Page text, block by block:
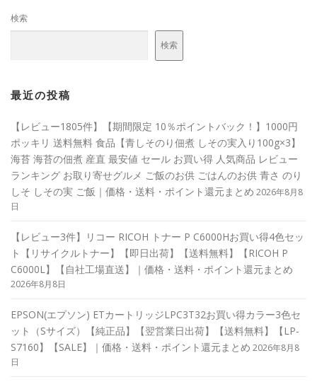
検索
検索
最近の投稿
【レビュー1805件】【期間限定 10％ポイントバック！】1000円
ポッキリ 送料無料 食品【青しそのり佃煮 しその実入り100g×3】
海苔 海苔の佃煮 産直 最安値 セール お買い得 人気商品 レビュー
ランキング お取り寄せグルメ ご飯のお供 ごはんのお供 青さ のり
しそ しその実 ご飯｜価格・送料・ポイント還元まとめ 2026年8月8
日
【レビュー3件】リコー RICOH トナー P C6000Hお買い得4色セッ
ト【リサイクルトナー】【即日出荷】【送料無料】【RICOH P
C6000L】【自社工場直送】｜価格・送料・ポイント還元まとめ
2026年8月8日
EPSON(エプソン) ETカートリッジLPC3T32お買い得カラー3色セ
ット（Sサイズ）【純正品】【翌営業日出荷】【送料無料】【LP-
S7160】【SALE】｜価格・送料・ポイント還元まとめ 2026年8月8
日